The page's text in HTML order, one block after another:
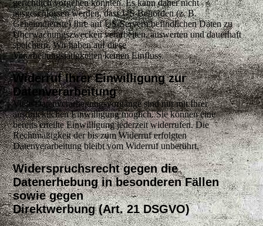
gerichtlich vorgehen könnten. Es kann daher nicht
ausgeschlossen werden, dass US-Behörden (z. B.
Geheimdienste) Ihre auf US-Servern befindlichen Daten zu
Überwachungszwecken verarbeiten, auswerten und dauerhaft
speichern. Wir haben auf diese
Verarbeitungstätigkeiten keinen Einfluss.
Widerruf Ihrer Einwilligung zur
Datenverarbeitung
Viele Datenverarbeitungsvorgänge sind nur mit Ihrer
ausdrücklichen Einwilligung möglich. Sie können eine
bereits erteilte Einwilligung jederzeit widerrufen. Die
Rechtmäßigkeit der bis zum Widerruf erfolgten
Datenverarbeitung bleibt vom Widerruf unberührt.
Widerspruchsrecht gegen die
Datenerhebung in besonderen Fällen
sowie gegen
Direktwerbung (Art. 21 DSGVO)